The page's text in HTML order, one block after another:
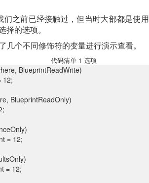
们之前已经接触过，但当时大部都是使用
的选项。
几个不同修饰符的变量进行演示查看。
代码清单 1 选项
BlueprintReadWrite)
12;
BlueprintReadOnly)
= 12;
= 12;